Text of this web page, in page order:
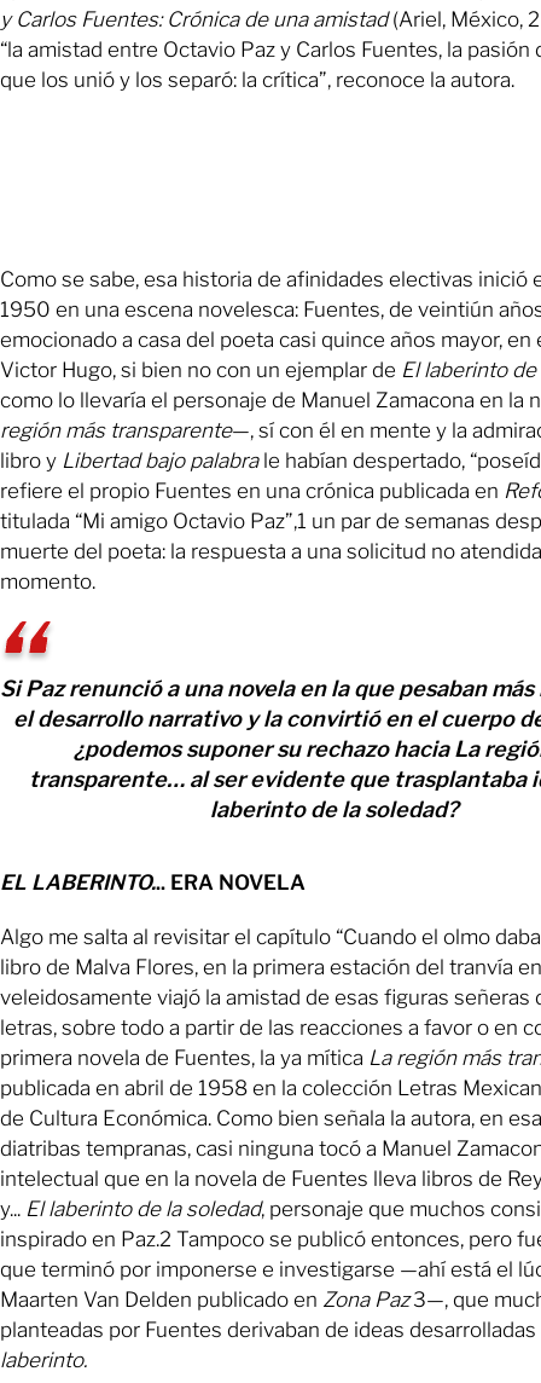
y Carlos Fuentes: Crónica de una amistad(Ariel, México,
“la amistad entre Octavio Paz y Carlos Fuentes, la pasión
que los unió y los separó: la crítica”, reconoce la autora.
Como se sabe, esa historia de afinidades electivas inició
1950 en una escena novelesca: Fuentes, de veintiún
emocionado a casa del poeta casi quince años mayor, en
Victor Hugo, si bien no con un ejemplar de El laberinto
como lo llevaría el personaje de Manuel Zamacona en la
región más transparente—, sí con él en mente y la
libro y Libertad bajo palabrale habían despertado,
refiere el propio Fuentes en una crónica publicada en
titulada “Mi amigo Octavio Paz”,1 un par de semanas
muerte del poeta: la respuesta a una solicitud no
momento.
Si Paz renunció a una novela en la que pesaban
el desarrollo narrativo y la convirtió en el cuerpo
¿podemos suponer su rechazo hacia La
transparente… al ser evidente que trasplantaba
laberinto de la soledad?
EL LABERINTO... ERA NOVELA
Algo me salta al revisitar el capítulo “Cuando el olmo
libro de Malva Flores, en la primera estación del tranvía
veleidosamente viajó la amistad de esas figuras señeras
letras, sobre todo a partir de las reacciones a favor o en
primera novela de Fuentes, la ya mítica La región más
publicada en abril de 1958 en la colección Letras
de Cultura Económica. Como bien señala la autora, en
diatribas tempranas, casi ninguna tocó a Manuel
intelectual que en la novela de Fuentes lleva libros de
y... El laberinto de la soledad, personaje que muchos
inspirado en Paz.2 Tampoco se publicó entonces, pero
que terminó por imponerse e investigarse —ahí está el
Maarten Van Delden publicado en Zona Paz3—, que
planteadas por Fuentes derivaban de ideas
laberinto.